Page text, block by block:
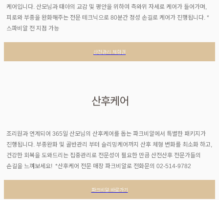
케어입니다. 산모님과 태아의 교감 및 평안을 위하여 측와위 자세로 케어가 들어가며,
피로와 부종을 완화해주는 전문 테크닉으로 80분간 정성 손길로 케어가 진행됩니다. *
스파비알 전 지점 가능
산전관리 체험권
산후케어
조리원과 연계되어 365일 산모님의 산후케어를 돕는 파크비알에서 특별한 패키지가
진행됩니다. 부종완화 및 골반관리 부터 슬리밍케어까지 산후 체형 변화를 최소화 하고,
건강한 회복을 도와드리는 집중관리로 전문성이 필요한 만큼 산전산후 전문가들의
손길을 느껴보세요! *산후케어 전문 매장 파크비알로 전화문의 02-514-9782
파크비알 바로가기